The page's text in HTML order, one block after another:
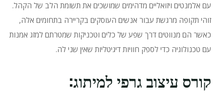
עם אלמנטים ויזואליים מדהימים שמושכים את תשומת הלב של הקהל.
זוהי תקופה מרגשת עבור אנשים העוסקים בקריירה בתחומים אלה,
כאשר הם מנווטים דרך שפע של כלים וטכניקות שמטרתם למזג אמנות
עם טכנולוגיה כדי לספק חוויות דיגיטליות שאין שני לה.
קורס עיצוב גרפי למיתוג: